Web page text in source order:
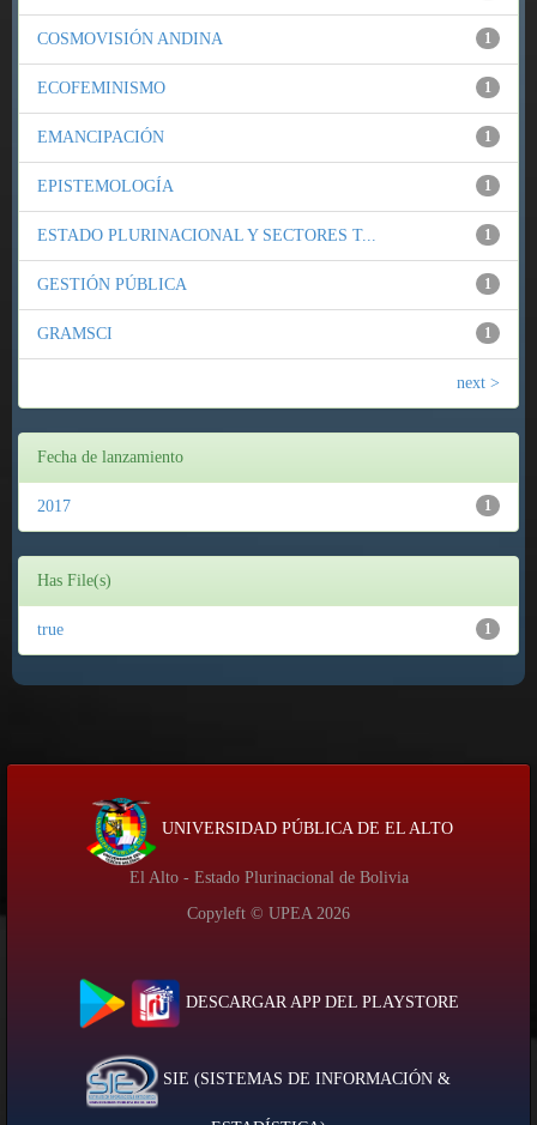
1
COSMOVISIÓN ANDINA
1
ECOFEMINISMO
1
EMANCIPACIÓN
1
EPISTEMOLOGÍA
1
ESTADO PLURINACIONAL Y SECTORES T...
1
GESTIÓN PÚBLICA
1
GRAMSCI
next >
Fecha de lanzamiento
1
2017
Has File(s)
1
true
UNIVERSIDAD PÚBLICA DE EL ALTO
El Alto - Estado Plurinacional de Bolivia
Copyleft © UPEA 2026
DESCARGAR APP DEL PLAYSTORE
SIE (SISTEMAS DE INFORMACIÓN &